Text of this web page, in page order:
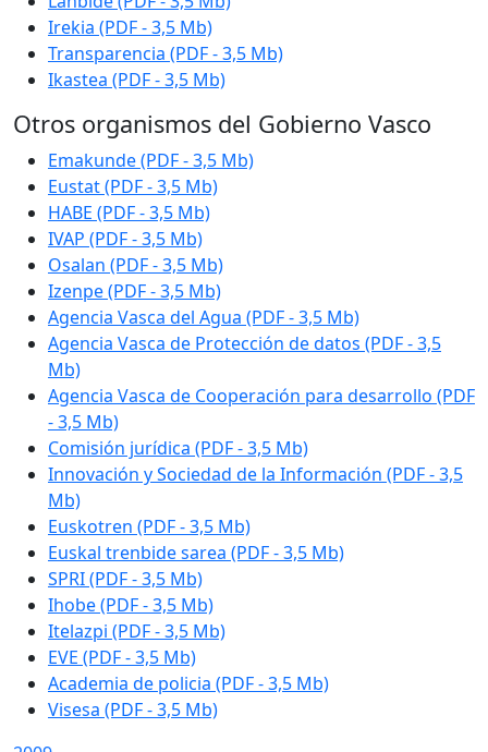
Irekia (PDF - 3,5 Mb)
Transparencia (PDF - 3,5 Mb)
Ikastea (PDF - 3,5 Mb)
Otros organismos del Gobierno Vasco
Emakunde (PDF - 3,5 Mb)
Eustat (PDF - 3,5 Mb)
HABE (PDF - 3,5 Mb)
IVAP (PDF - 3,5 Mb)
Osalan (PDF - 3,5 Mb)
Izenpe(PDF - 3,5 Mb)
Agencia Vasca del Agua (PDF - 3,5 Mb)
Agencia Vasca de Protección de datos (PDF - 3,5
Mb)
Agencia Vasca de Cooperación para desarrollo (PDF
- 3,5 Mb)
Comisión jurídica (PDF - 3,5 Mb)
Innovación y Sociedad de la Información (PDF - 3,5
Mb)
Euskotren (PDF - 3,5 Mb)
Euskal trenbide sarea (PDF - 3,5 Mb)
SPRI (PDF - 3,5 Mb)
Ihobe (PDF - 3,5 Mb)
Itelazpi (PDF - 3,5 Mb)
EVE (PDF - 3,5 Mb)
Academia de policia (PDF - 3,5 Mb)
Visesa (PDF - 3,5 Mb)